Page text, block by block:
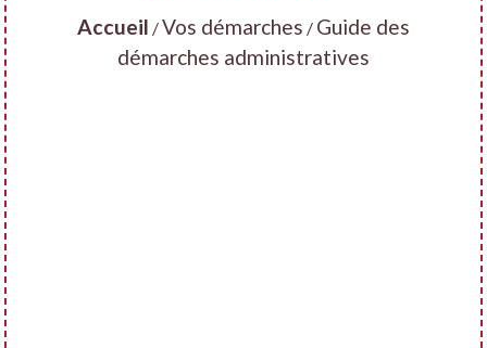
Accueil /Vos démarches / Guide des
démarches administratives